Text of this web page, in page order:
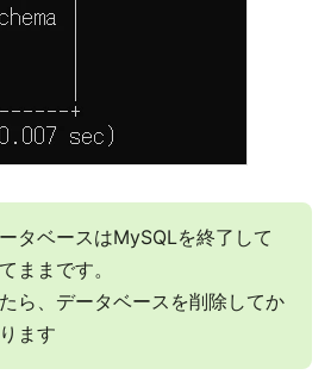
タベースはMySQLを終了して
ままです。
ら、データベースを削除してか
ます